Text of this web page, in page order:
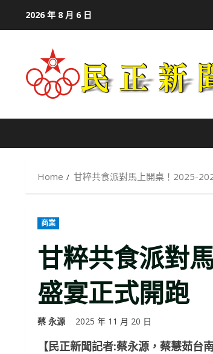
2026 年 8 月 6 日
Home 甘粹共食派對馬上開桌！2025-
商業
甘粹共食派對
盛宴正式開跑
蔡 永源 2025 年 11 月 20 日
【民正新聞記者:蔡永源，蔡慧茹台南